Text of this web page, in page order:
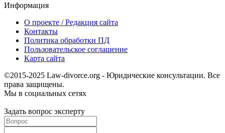
Информация
О проекте / Редакция сайта
Контакты
Политика обработки ПД
Пользовательское соглашение
Карта сайта
©2015-2025 Law-divorce.org - Юридические консультации. Все
права защищены.
Мы в социальных сетях
Задать вопрос эксперту